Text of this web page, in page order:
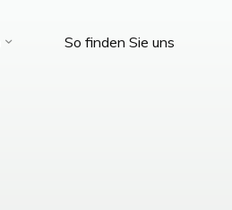
So finden Sie uns